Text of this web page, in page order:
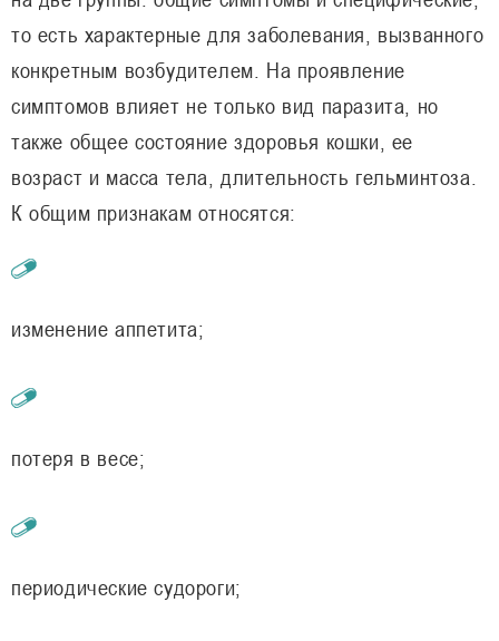
то есть характерные для заболевания, вызванного
конкретным возбудителем. На проявление
симптомов влияет не только вид паразита, но
также общее состояние здоровья кошки, ее
возраст и масса тела, длительность гельминтоза.
К общим признакам относятся:
изменение аппетита;
потеря в весе;
периодические судороги;